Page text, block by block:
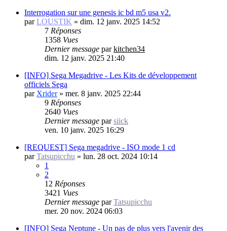
Interrogation sur une genesis ic bd m5 usa v2.
parLOUSTIK » dim. 12 janv. 2025 14:52
7 Réponses
1358 Vues
Dernier message parkitchen34
dim. 12 janv. 2025 21:40
[INFO] Sega Megadrive - Les Kits de développement
officiels Sega
par Xrider» mer. 8 janv. 2025 22:44
9 Réponses
2640 Vues
Dernier message parsiick
ven. 10 janv. 2025 16:29
[REQUEST] Sega megadrive - ISO mode 1 cd
parTatsupicchu » lun. 28 oct. 2024 10:14
1
2
12 Réponses
3421 Vues
Dernier message parTatsupicchu
mer. 20 nov. 2024 06:03
[INFO] Sega Neptune - Un pas de plus vers l'avenir des